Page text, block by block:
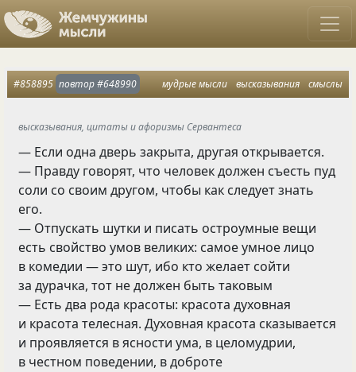
мудрые мысли высказывания смыслы
#858895 повтор#648990
высказывания, цитаты и афоризмы Сервантесa
— Если одна дверь закрыта, другая открывается.
— Правду говорят, что человек должен съесть пуд
соли со своим другом, чтобы как следует знать
его.
— Отпускать шутки и писать остроумные вещи
есть свойство умов великих: самое умное лицо
в комедии — это шут, ибо кто желает сойти
за дурачка, тот не должен быть таковым
— Есть два рода красоты: красота духовная
и красота телесная. Духовная красота сказывается
и проявляется в ясности ума, в целомудрии,
в честном поведении, в доброте